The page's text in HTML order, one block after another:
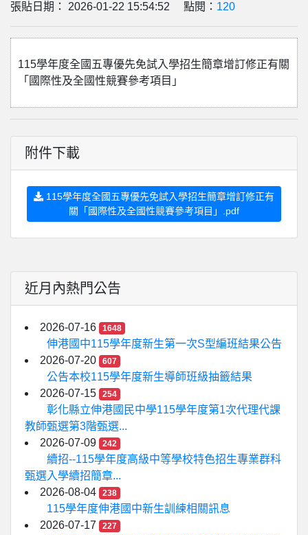
張貼日期： 2026-01-22 15:54:52 點閱： 120
115學年度全國五專優先免試入學招生簡章增訂修正有關
「國際性及全國性競賽參考項目」
附件下載
115學年度全國五專優先免試入學招生簡章增訂修正有
關「國際性及全國性競賽參考項目」.pdf
近月內熱門公告
2026-07-16 1648
伸港國中115學年度新生第一次S型編班結果公告
2026-07-20
607
公告本校115學年度新生導師班級抽籤結果
2026-07-15
254
彰化縣立伸港國民中學115學年度第1次代理代課
教師甄選第3階甄選...
2026-07-09
242
續招--115學年度高級中等學校特色招生專業群科
甄選入學續招簡章...
2026-08-04
238
115學年度伸港國中新生訓練相關訊息
2026-07-17
227